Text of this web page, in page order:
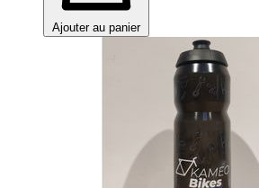
Ajouter au panier